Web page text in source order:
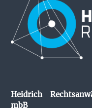
Heidrich
mbB